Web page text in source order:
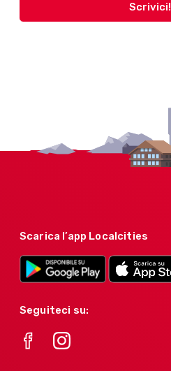
Scrivici!
Scarica l’app Localcities
Seguiteci su: